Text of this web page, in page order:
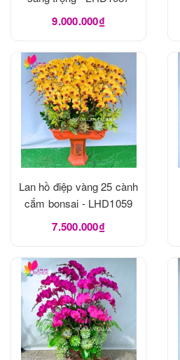
9.000.000₫
Lan hồ điệp vàng 25 cành
cắm bonsai - LHD1059
7.500.000₫